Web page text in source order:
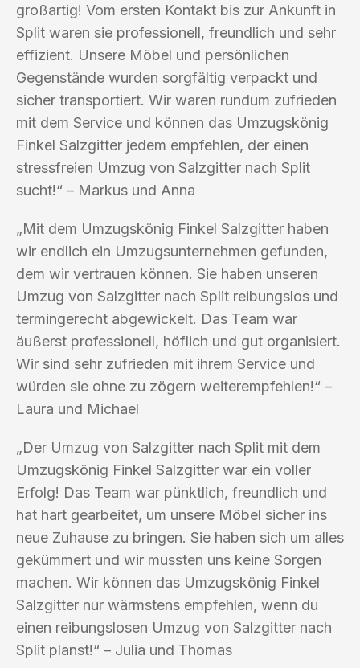
großartig! Vom ersten Kontakt bis zur Ankunft in
Split waren sie professionell, freundlich und sehr
effizient. Unsere Möbel und persönlichen
Gegenstände wurden sorgfältig verpackt und
sicher transportiert. Wir waren rundum zufrieden
mit dem Service und können das Umzugskönig
Finkel Salzgitter jedem empfehlen, der einen
stressfreien Umzug von Salzgitter nach Split
sucht!“ – Markus und Anna
„Mit dem Umzugskönig Finkel Salzgitter haben
wir endlich ein Umzugsunternehmen gefunden,
dem wir vertrauen können. Sie haben unseren
Umzug von Salzgitter nach Split reibungslos und
termingerecht abgewickelt. Das Team war
äußerst professionell, höflich und gut organisiert.
Wir sind sehr zufrieden mit ihrem Service und
würden sie ohne zu zögern weiterempfehlen!“ –
Laura und Michael
„Der Umzug von Salzgitter nach Split mit dem
Umzugskönig Finkel Salzgitter war ein voller
Erfolg! Das Team war pünktlich, freundlich und
hat hart gearbeitet, um unsere Möbel sicher ins
neue Zuhause zu bringen. Sie haben sich um alles
gekümmert und wir mussten uns keine Sorgen
machen. Wir können das Umzugskönig Finkel
Salzgitter nur wärmstens empfehlen, wenn du
einen reibungslosen Umzug von Salzgitter nach
Split planst!“ – Julia und Thomas